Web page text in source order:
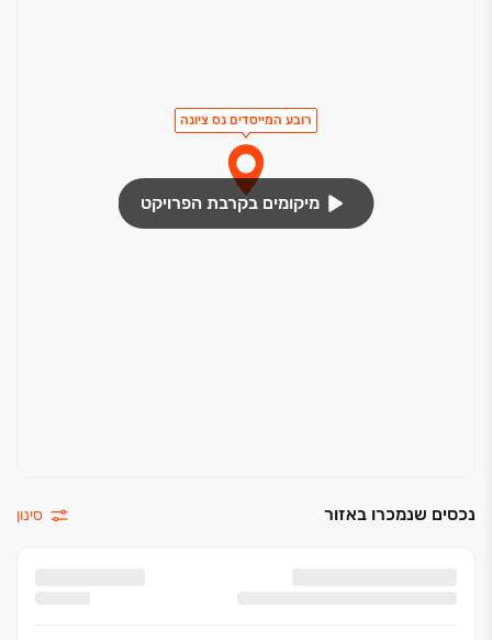
רובע המייסדים נס ציונה
מיקומים בקרבת הפרויקט
נכסים שנמכרו באזור סינון